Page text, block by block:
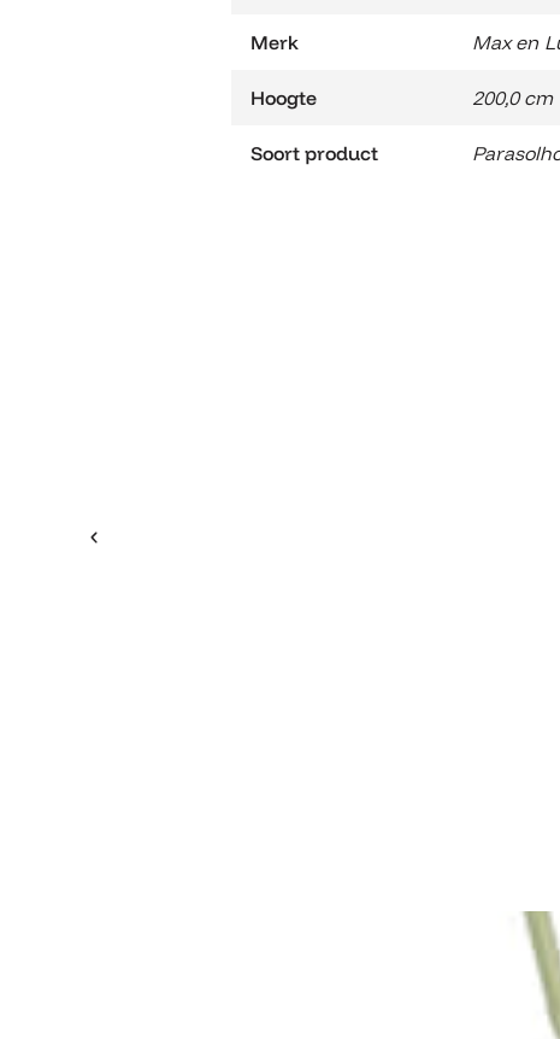
Merk Max en
Hoogte 200,0 cm
Soort product